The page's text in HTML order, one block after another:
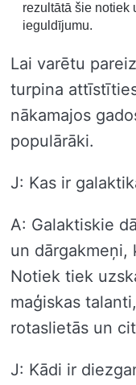
rezultātā šie notiek
ieguldījumu.
Lai varētu
turpina
nākamajos
populārāki.
J: Kas ir
A: Galaktiskie
un dārgakmeņi,
Notiek tiek
maģiskas
rotaslietās un
J: Kādi ir